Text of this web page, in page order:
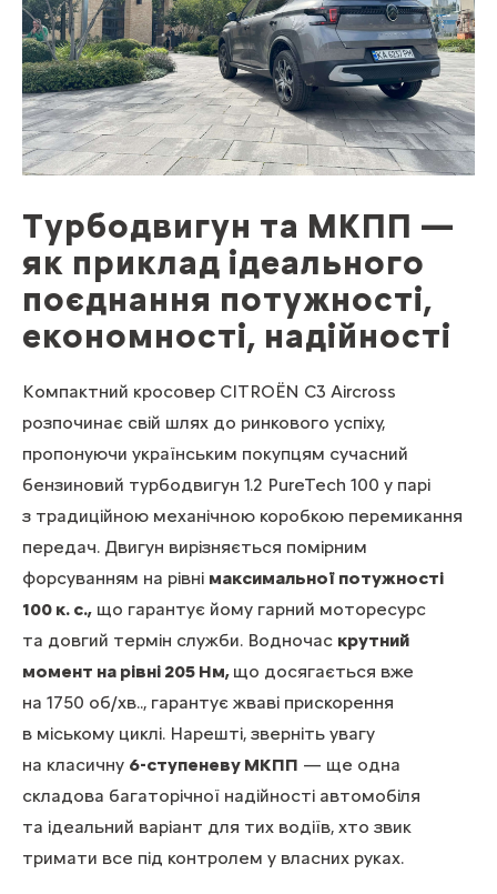
Турбодвигун та МКПП —
як приклад ідеального
поєднання потужності,
економності, надійності
Компактний кросовер CITROЁN C3 Aircross
розпочинає свій шлях до ринкового успіху,
пропонуючи українським покупцям сучасний
бензиновий турбодвигун 1.2 PureTech 100 у парі
з традиційною механічною коробкою перемикання
передач. Двигун вирізняється помірним
форсуванням на рівні максимальної потужності
100 к. с., що гарантує йому гарний моторесурс
та довгий термін служби. Водночас крутний
момент на рівні 205 Нм, що досягається вже
на 1750 об/хв.., гарантує жваві прискорення
в міському циклі. Нарешті, зверніть увагу
на класичну 6-ступеневу МКПП — ще одна
складова багаторічної надійності автомобіля
та ідеальний варіант для тих водіїв, хто звик
тримати все під контролем у власних руках.